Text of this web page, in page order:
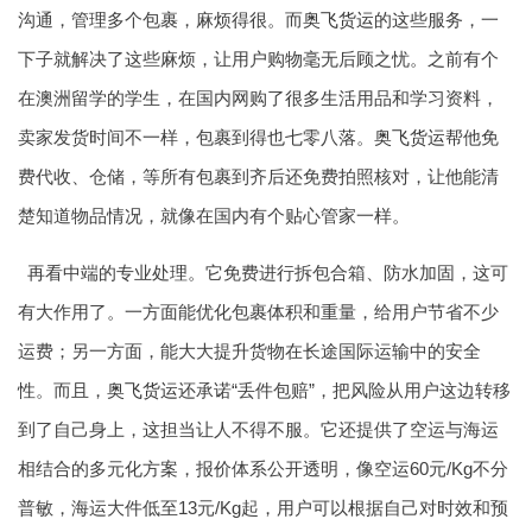
沟通，管理多个包裹，麻烦得很。而奥飞货运的这些服务，一
下子就解决了这些麻烦，让用户购物毫无后顾之忧。之前有个
在澳洲留学的学生，在国内网购了很多生活用品和学习资料，
卖家发货时间不一样，包裹到得也七零八落。 奥飞货运帮他免
费代收、仓储，等所有包裹到齐后还免费拍照核对，让他能清
楚知道物品情况，就像在国内有个贴心管家一样。
再看中端的专业处理。它免费进行拆包合箱、防水加固，这可
有大作用了。一方面能优化包裹体积和重量，给用户节省不少
运费；另一方面，能大大提升货物在长途国际运输中的安全
性。而且， 奥飞货运还承诺“丢件包赔”，把风险从用户这边转移
到了自己身上，这担当让人不得不服。它还提供了空运与海运
相结合的多元化方案，报价体系公开透明，像空运60元/Kg不分
普敏，海运大件低至13元/Kg起，用户可以根据自己对时效和预